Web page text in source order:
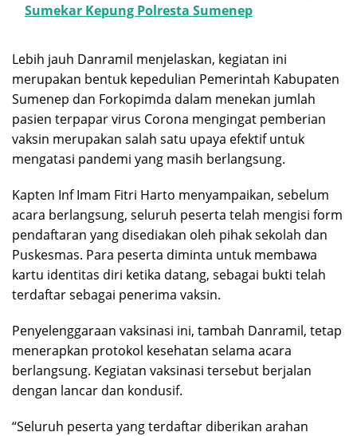
Sumekar Kepung Polresta Sumenep
Lebih jauh Danramil menjelaskan, kegiatan ini
merupakan bentuk kepedulian Pemerintah Kabupaten
Sumenep dan Forkopimda dalam menekan jumlah
pasien terpapar virus Corona mengingat pemberian
vaksin merupakan salah satu upaya efektif untuk
mengatasi pandemi yang masih berlangsung.
Kapten Inf Imam Fitri Harto menyampaikan, sebelum
acara berlangsung, seluruh peserta telah mengisi form
pendaftaran yang disediakan oleh pihak sekolah dan
Puskesmas. Para peserta diminta untuk membawa
kartu identitas diri ketika datang, sebagai bukti telah
terdaftar sebagai penerima vaksin.
Penyelenggaraan vaksinasi ini, tambah Danramil, tetap
menerapkan protokol kesehatan selama acara
berlangsung. Kegiatan vaksinasi tersebut berjalan
dengan lancar dan kondusif.
“Seluruh peserta yang terdaftar diberikan arahan